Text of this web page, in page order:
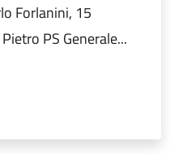
Forlanini, 15
PS Generale...